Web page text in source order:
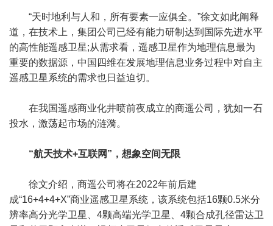
“天时地利与人和，所有要素一应俱全。”徐文如此阐释
道，在技术上，集团公司已经有能力研制达到国际先进水平
的高性能遥感卫星;从需求看，遥感卫星作为地理信息最为
重要的数据源，中国四维在发展地理信息业务过程中对自主
遥感卫星系统的需求也日益迫切。
在我国遥感商业化井喷前夜成立的商遥公司，犹如一石
投水，激荡起市场的涟漪。
“航天技术+互联网”，想象空间无限
徐文介绍，商遥公司将在2022年前后建
成“16+4+4+X”商业遥感卫星系统，该系统包括16颗0.5米分
辨率高分光学卫星、4颗高端光学卫星、4颗合成孔径雷达卫